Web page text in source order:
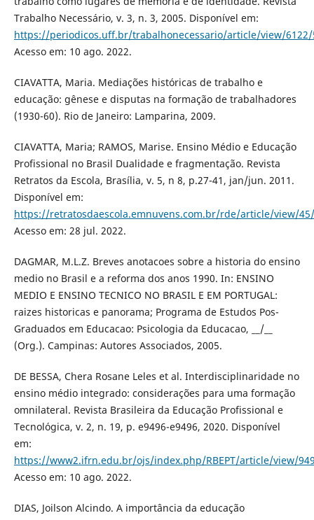
Trabalho Necessário, v. 3, n. 3, 2005. Disponível em:
https://periodicos.uff.br/trabalhonecessario/article/view/6122/
Acesso em: 10 ago. 2022.
CIAVATTA, Maria. Mediações históricas de trabalho e
educação: gênese e disputas na formação de trabalhadores
(1930-60). Rio de Janeiro: Lamparina, 2009.
CIAVATTA, Maria; RAMOS, Marise. Ensino Médio e Educação
Profissional no Brasil Dualidade e fragmentação. Revista
Retratos da Escola, Brasília, v. 5, n 8, p.27-41, jan/jun. 2011.
Disponível em:
https://retratosdaescola.emnuvens.com.br/rde/article/view/
Acesso em: 28 jul. 2022.
DAGMAR, M.L.Z. Breves anotacoes sobre a historia do ensino
medio no Brasil e a reforma dos anos 1990. In: ENSINO
MEDIO E ENSINO TECNICO NO BRASIL E EM PORTUGAL:
raizes historicas e panorama; Programa de Estudos Pos-
Graduados em Educacao: Psicologia da Educacao, __/__
(Org.). Campinas: Autores Associados, 2005.
DE BESSA, Chera Rosane Leles et al. Interdisciplinaridade no
ensino médio integrado: considerações para uma formação
omnilateral. Revista Brasileira da Educação Profissional e
Tecnológica, v. 2, n. 19, p. e9496-e9496, 2020. Disponível
em:
https://www2.ifrn.edu.br/ojs/index.php/RBEPT/article/view/
Acesso em: 10 ago. 2022.
DIAS, Joilson Alcindo. A importância da educação